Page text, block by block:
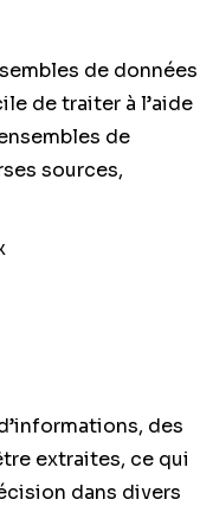
de données
de traiter à l’aide
de
sources,
des
extraites, ce qui
dans divers